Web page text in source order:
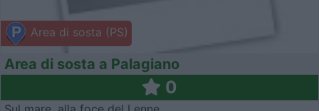
Area di sosta (PS)
Area di sosta a Palagiano
0